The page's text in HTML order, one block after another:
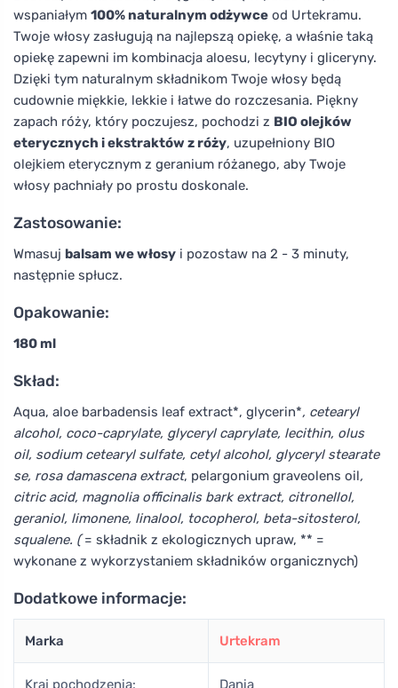
wspaniałym 100% naturalnym odżywce od Urtekramu.
Twoje włosy zasługują na najlepszą opiekę, a właśnie taką
opiekę zapewni im kombinacja aloesu, lecytyny i gliceryny.
Dzięki tym naturalnym składnikom Twoje włosy będą
cudownie miękkie, lekkie i łatwe do rozczesania. Piękny
zapach róży, który poczujesz, pochodzi z BIO olejków
eterycznych i ekstraktów z róży, uzupełniony BIO
olejkiem eterycznym z geranium różanego, aby Twoje
włosy pachniały po prostu doskonale.
Zastosowanie:
Wmasuj balsam we włosy i pozostaw na 2 - 3 minuty,
następnie spłucz.
Opakowanie:
180 ml
Skład:
Aqua, aloe barbadensis leaf extract*, glycerin*, cetearyl
alcohol, coco-caprylate, glyceryl caprylate, lecithin, olus
oil, sodium cetearyl sulfate, cetyl alcohol, glyceryl stearate
se, rosa damascena extract, pelargonium graveolens oil,
citric acid, magnolia officinalis bark extract, citronellol,
geraniol, limonene, linalool, tocopherol, beta-sitosterol,
squalene. (= składnik z ekologicznych upraw, ** =
wykonane z wykorzystaniem składników organicznych)
Dodatkowe informacje:
Marka Urtekram
Kraj pochodzenia: Dania